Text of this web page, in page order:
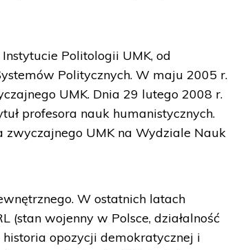
Politologii UMK, od
Politycznych. W maju 2005 r.
UMK. Dnia 29 lutego 2008 r.
profesora nauk humanistycznych.
zwyczajnego UMK na Wydziale Nauk
W ostatnich latach
(stan wojenny w Polsce, działalność
historia opozycji demokratycznej i